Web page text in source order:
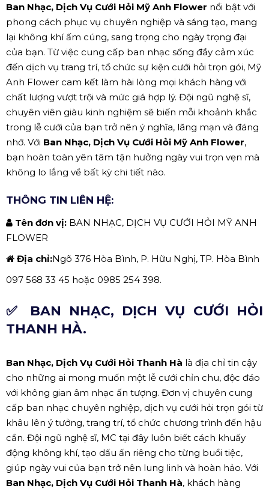
Ban Nhạc, Dịch Vụ Cưới Hỏi Mỹ Anh Flower nổi bật với
phong cách phục vụ chuyên nghiệp và sáng tạo, mang
lại không khí ấm cúng, sang trọng cho ngày trọng đại
của bạn. Từ việc cung cấp ban nhạc sống đầy cảm xúc
đến dịch vụ trang trí, tổ chức sự kiện cưới hỏi trọn gói, Mỹ
Anh Flower cam kết làm hài lòng mọi khách hàng với
chất lượng vượt trội và mức giá hợp lý. Đội ngũ nghệ sĩ,
chuyên viên giàu kinh nghiệm sẽ biến mỗi khoảnh khắc
trong lễ cưới của bạn trở nên ý nghĩa, lãng mạn và đáng
nhớ. Với Ban Nhạc, Dịch Vụ Cưới Hỏi Mỹ Anh Flower,
bạn hoàn toàn yên tâm tận hưởng ngày vui trọn vẹn mà
không lo lắng về bất kỳ chi tiết nào.
THÔNG TIN LIÊN HỆ:
Tên đơn vị: BAN NHẠC, DỊCH VỤ CƯỚI HỎI MỸ ANH
FLOWER
Địa chỉ:Ngõ 376 Hòa Bình, P. Hữu Nghị, TP. Hòa Bình
097 568 33 45 hoặc 0985 254 398.
✅ BAN NHẠC, DỊCH VỤ CƯỚI HỎI
THANH HÀ.
Ban Nhạc, Dịch Vụ Cưới Hỏi Thanh Hà là địa chỉ tin cậy
cho những ai mong muốn một lễ cưới chỉn chu, độc đáo
với không gian âm nhạc ấn tượng. Đơn vị chuyên cung
cấp ban nhạc chuyên nghiệp, dịch vụ cưới hỏi trọn gói từ
khâu lên ý tưởng, trang trí, tổ chức chương trình đến hậu
cần. Đội ngũ nghệ sĩ, MC tại đây luôn biết cách khuấy
động không khí, tạo dấu ấn riêng cho từng buổi tiệc,
giúp ngày vui của bạn trở nên lung linh và hoàn hảo. Với
Ban Nhạc, Dịch Vụ Cưới Hỏi Thanh Hà, khách hàng